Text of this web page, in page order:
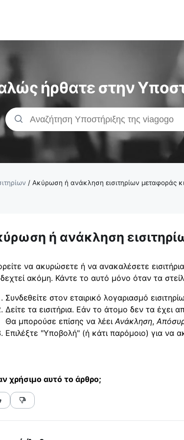
ήρθατε στην
/ Ακύρωση ή ανάκληση εισιτηρίων μεταφοράς
ή ανάκληση
να ακυρώσετε ή να ανακαλέσετε
ακόμη. Κάντε το αυτό μόνο όταν τα
Συνδεθείτε στον εταιρικό λογαριασμό
Δείτε τα εισιτήρια. Εάν το άτομο δεν τα έχει
Θα μπορούσε επίσης να λέειΑνάκληση,
Επιλέξτε "Υποβολή" (ή κάτι παρόμοιο) για να
χρήσιμο αυτό το άρθρο;